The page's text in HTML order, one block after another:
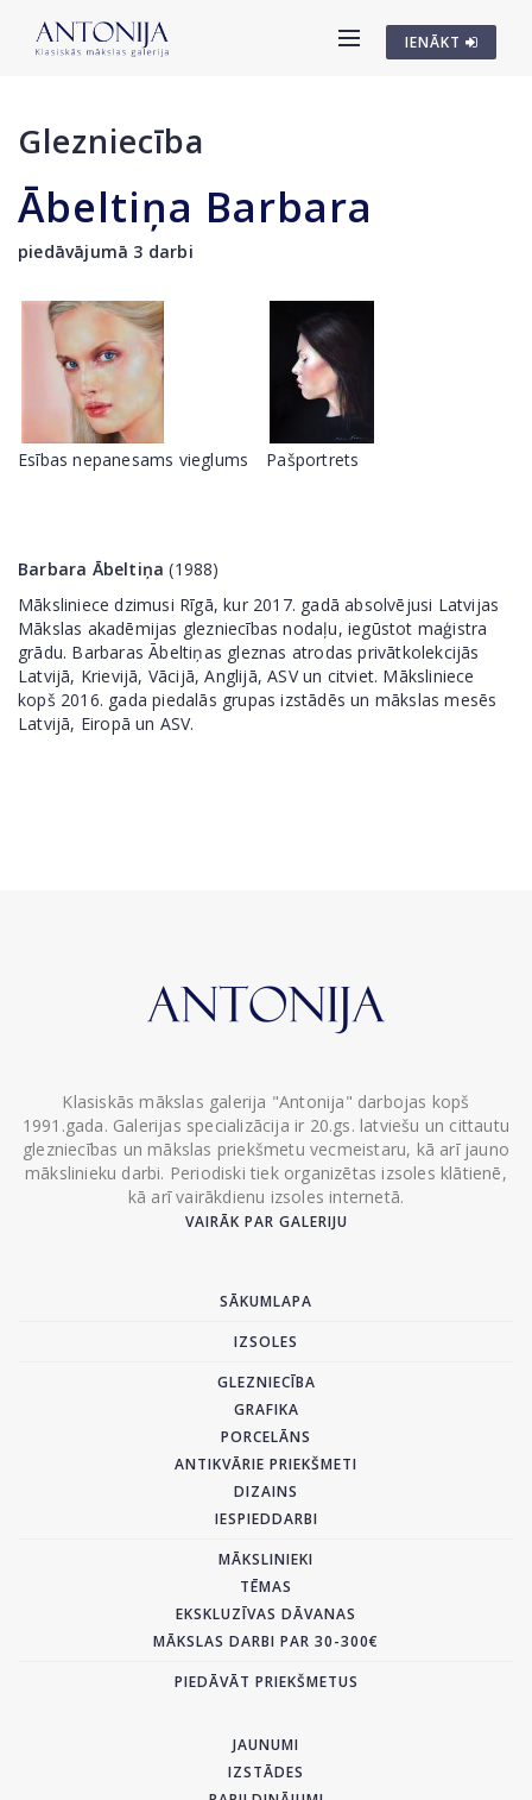
IENĀKT
Glezniecība
Ābeltiņa Barbara
piedāvājumā 3 darbi
Esības nepanesams vieglums Pašportrets
Barbara Ābeltiņa (1988)
Māksliniece dzimusi Rīgā, kur 2017. gadā absolvējusi Latvijas
Mākslas akadēmijas glezniecības nodaļu, iegūstot maģistra
grādu. Barbaras Ābeltiņas gleznas atrodas privātkolekcijās
Latvijā, Krievijā, Vācijā, Anglijā, ASV un citviet. Māksliniece
kopš 2016. gada piedalās grupas izstādēs un mākslas mesēs
Latvijā, Eiropā un ASV.
Klasiskās mākslas galerija "Antonija" darbojas kopš
1991.gada. Galerijas specializācija ir 20.gs. latviešu un cittautu
glezniecības un mākslas priekšmetu vecmeistaru, kā arī jauno
mākslinieku darbi. Periodiski tiek organizētas izsoles klātienē,
kā arī vairākdienu izsoles internetā.
VAIRĀK PAR GALERIJU
SĀKUMLAPA
IZSOLES
GLEZNIECĪBA
GRAFIKA
PORCELĀNS
ANTIKVĀRIE PRIEKŠMETI
DIZAINS
IESPIEDDARBI
MĀKSLINIEKI
TĒMAS
EKSKLUZĪVAS DĀVANAS
MĀKSLAS DARBI PAR 30-300€
PIEDĀVĀT PRIEKŠMETUS
JAUNUMI
IZSTĀDES